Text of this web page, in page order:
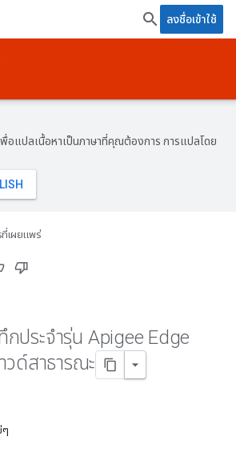
ลงชื่อเข้าใช้
พื่อแปลเนื้อหาเป็นภาษาที่คุณต้องการ การแปลโดย
ที่เผยแพร่
ประจำรุ่น Apigee Edge
วด์สาธารณะ
ๆ